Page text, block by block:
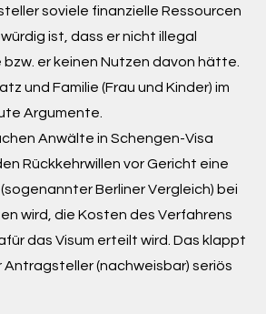
soviele finanzielle Ressourcen
ist, dass er nicht illegal
er keinen Nutzen davon hätte.
und Familie (Frau und Kinder) im
Argumente.
Anwälte in Schengen-Visa
Rückkehrwillen vor Gericht eine
Berliner Vergleich) bei
wird, die Kosten des Verfahrens
das Visum erteilt wird. Das klappt
Antragsteller (nachweisbar) seriös